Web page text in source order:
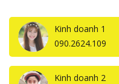
Kinh doanh 1
090.2624.109
Kinh doanh 2